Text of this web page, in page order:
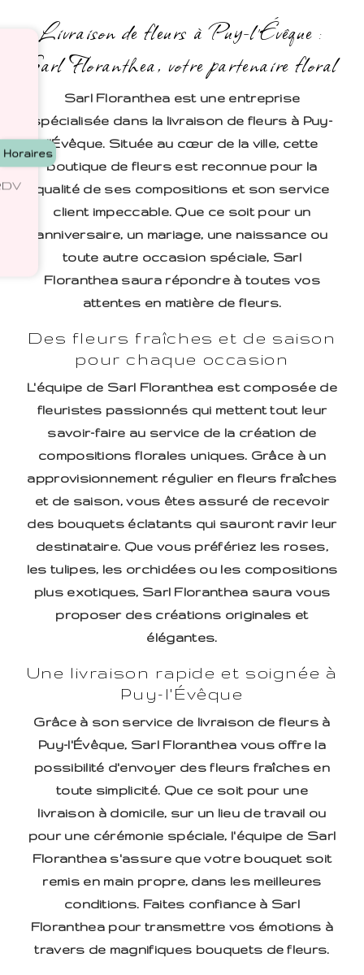
Livraison de fleurs à Puy-l'Évêque :
Sarl Floranthea, votre partenaire floral
Sarl Floranthea est une entreprise
spécialisée dans la livraison de fleurs à Puy-
l'Évêque. Située au cœur de la ville, cette
boutique de fleurs est reconnue pour la
qualité de ses compositions et son service
client impeccable. Que ce soit pour un
anniversaire, un mariage, une naissance ou
toute autre occasion spéciale, Sarl
Floranthea saura répondre à toutes vos
attentes en matière de fleurs.
Des fleurs fraîches et de saison
pour chaque occasion
L'équipe de Sarl Floranthea est composée de
fleuristes passionnés qui mettent tout leur
savoir-faire au service de la création de
compositions florales uniques. Grâce à un
approvisionnement régulier en fleurs fraîches
et de saison, vous êtes assuré de recevoir
des bouquets éclatants qui sauront ravir leur
destinataire. Que vous préfériez les roses,
les tulipes, les orchidées ou les compositions
plus exotiques, Sarl Floranthea saura vous
proposer des créations originales et
élégantes.
Une livraison rapide et soignée à
Puy-l'Évêque
Grâce à son service de livraison de fleurs à
Puy-l'Évêque, Sarl Floranthea vous offre la
possibilité d'envoyer des fleurs fraîches en
toute simplicité. Que ce soit pour une
livraison à domicile, sur un lieu de travail ou
pour une cérémonie spéciale, l'équipe de Sarl
Floranthea s'assure que votre bouquet soit
remis en main propre, dans les meilleures
conditions. Faites confiance à Sarl
Floranthea pour transmettre vos émotions à
travers de magnifiques bouquets de fleurs.
Horaires